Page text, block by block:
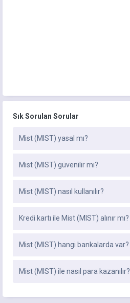
Sık Sorulan Sorular
Mist (MIST) yasal mı?
Mist (MIST) güvenilir mi?
Mist (MIST) nasıl kullanılır?
Kredi kartı ile Mist (MIST) alınır mı?
Mist (MIST) hangi bankalarda var?
Mist (MIST) ile nasıl para kazanılır?